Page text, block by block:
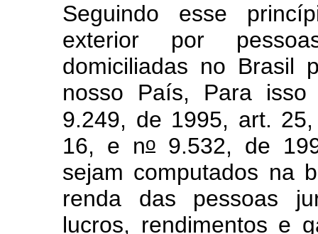
Seguindo esse
exterior por
domiciliadas no Brasil
nosso País, Para
9.249, de 1995, art.
16, e no 9.532, de
sejam computados na
renda das pessoas
lucros, rendimentos e